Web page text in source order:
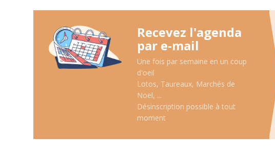
Recevez l'agenda
par e-mail
Une fois par semaine en un coup
d'oeil
Lotos, Taureaux, Marchés de
Noël, ...
Désinscription possible à tout
moment